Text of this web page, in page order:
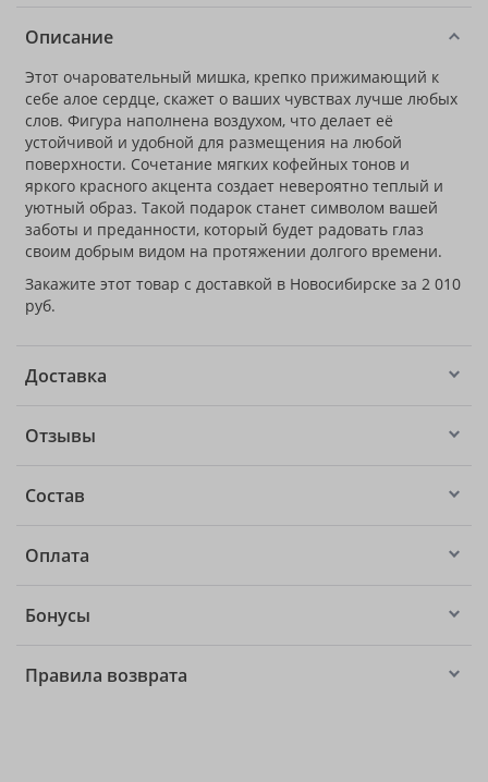
Описание
Этот очаровательный мишка, крепко прижимающий к
себе алое сердце, скажет о ваших чувствах лучше любых
слов. Фигура наполнена воздухом, что делает её
устойчивой и удобной для размещения на любой
поверхности. Сочетание мягких кофейных тонов и
яркого красного акцента создает невероятно теплый и
уютный образ. Такой подарок станет символом вашей
заботы и преданности, который будет радовать глаз
своим добрым видом на протяжении долгого времени.
Закажите этот товар с доставкой в Новосибирске за 2 010
руб.
Доставка
Отзывы
Состав
Оплата
Бонусы
Правила возврата